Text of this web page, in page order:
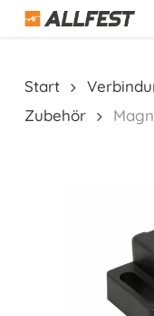
Skip
Start
Zubehör